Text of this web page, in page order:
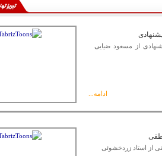
از مسعود ضیایی
ادامه...
از استاد زردخشوئی